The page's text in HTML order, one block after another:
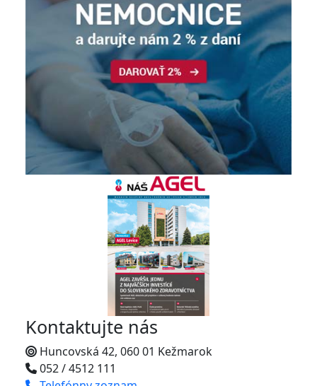
Kontaktujte nás
Huncovská 42, 060 01 Kežmarok
052 / 4512 111